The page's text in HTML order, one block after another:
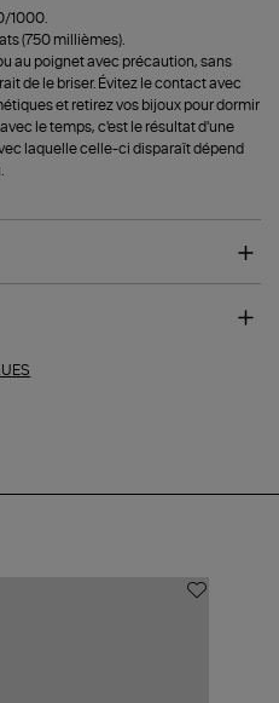
1000.
(750 millièmes).
au poignet avec précaution, sans
de le briser. Évitez le contact avec
et retirez vos bijoux pour dormir
le temps, c'est le résultat d'une
laquelle celle-ci disparaît dépend